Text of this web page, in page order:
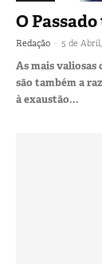
O
Redação - 5 de Abril,
As mais valiosas
são também a
à exaustão...